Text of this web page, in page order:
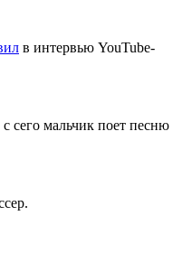
в интервью YouTube-
сего мальчик поет песню